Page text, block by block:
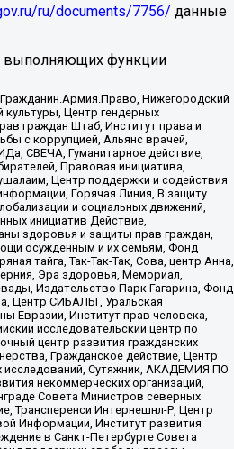
ru/documents/7756/ данные
выполняющих функции
Нижегородский
культуры, Центр гендерных
граждан Штаб, Институт права и
с коррупцией, Альянс врачей,
СВЕЧА, Гуманитарное действие,
Правовая инициатива,
Центр поддержки и содействия
Горячая Линия, В защиту
и социальных движений,
инициатив Действие,
здоровья и защиты прав граждан,
осужденным и их семьям, Фонд
тайга, Так-Так-Так, Сова, центр Анна,
Эра здоровья, Мемориал,
Издательство Парк Гагарина, Фонд
Центр СИБАЛЬТ, Уральская
Евразии, Институт прав человека,
исследовательский центр по
центр развития гражданских
Гражданское действие, Центр
исследований, Сутяжник, АКАДЕМИЯ ПО
некоммерческих организаций,
Совета Министров северных
Трансперенси Интернешнл-Р, Центр
Информации, Институт развития
в Санкт-Петербурге Совета